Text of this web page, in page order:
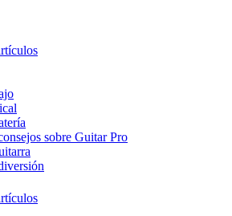
sobre Guitar Pro